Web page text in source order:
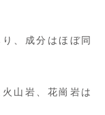
、成分はほぼ同
山岩、花崗岩は